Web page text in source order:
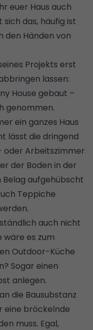
euer Haus auch
das, häufig ist
den Händen von
Projekts erst
lassen:
House gebaut –
genommen.
ein ganzes Haus
lässt die dringend
oder Arbeitszimmer
der Boden in der
aufgehübscht
Teppiche
.
auch nicht
wäre es zum
Outdoor-Küche
? Sogar einen
anlegen.
die Bausubstanz
eine bröckelnde
muss. Egal,